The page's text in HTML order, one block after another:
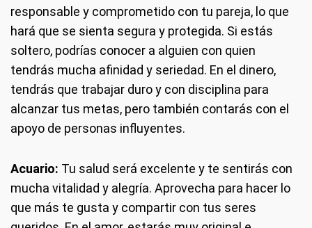
responsable y comprometido con tu pareja, lo que
hará que se sienta segura y protegida. Si estás
soltero, podrías conocer a alguien con quien
tendrás mucha afinidad y seriedad. En el dinero,
tendrás que trabajar duro y con disciplina para
alcanzar tus metas, pero también contarás con el
apoyo de personas influyentes.
Acuario: Tu salud será excelente y te sentirás con
mucha vitalidad y alegría. Aprovecha para hacer lo
que más te gusta y compartir con tus seres